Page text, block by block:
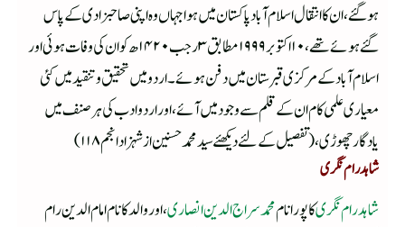
ہوگئے ،ان کا انتقال اسلام آباد پاکستان میں ہوا جہاں وہ اپنی صاحبزادی کے پاس
گئے ہوئے تھے ،۱۰اکتوبر ۱۹۹۹مطابق ۳رجب ۱۴۲۰ھ کو ان کی وفات ہوئی اور
اسلام آباد کے مرکزی قبرستان میں دفن ہوئے ۔اردو میں تحقیق وتنقید میں کئی
معیاری علمی کام ان کے قلم سے وجود میں آئے ،اور اردو ادب کی ہر صنف میں
یادگار چھوڑی،(تفصیل کے لئے دیکھئےسید محمد حسنین از شہزاد انجم ۱۱۸)
شاہد رام نگری
شاہد رام نگریکا پورا ناممحمد سراج الدین انصاری،اور والد کا نام امام الدین رام